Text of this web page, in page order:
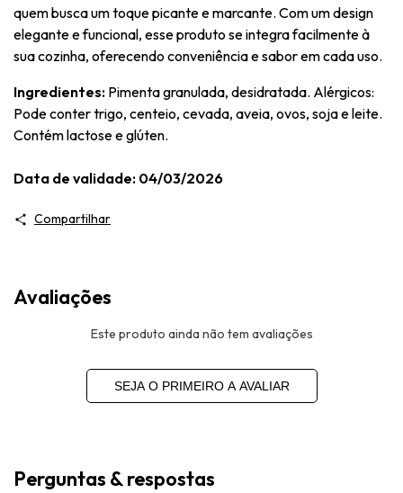
quem busca um toque picante e marcante. Com um design
elegante e funcional, esse produto se integra facilmente à
sua cozinha, oferecendo conveniência e sabor em cada uso.
Ingredientes: Pimenta granulada, desidratada. Alérgicos:
Pode conter trigo, centeio, cevada, aveia, ovos, soja e leite.
Contém lactose e glúten.
Data de validade: 04/03/2026
Compartilhar
Avaliações
Este produto ainda não tem avaliações
SEJA O PRIMEIRO A AVALIAR
Perguntas & respostas